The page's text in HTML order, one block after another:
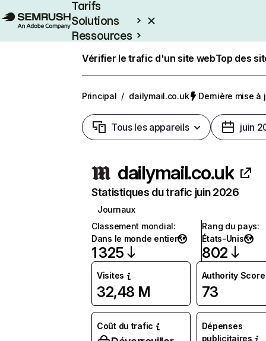
Tarifs
Solutions
Ressources
Vérifier le trafic d'un site webTop des
Principal / dailymail.co.uk Dernière mise à
Tous les appareils juin
dailymail.co.uk
Statistiques du trafic juin 2026
Journaux
Classement mondial:
Dans le monde entier
1 325
Rang du pays:
États-Unis
802
Visites
32,48 M
Authority Score
73
Coût du trafic
Dépenses
publicitaires